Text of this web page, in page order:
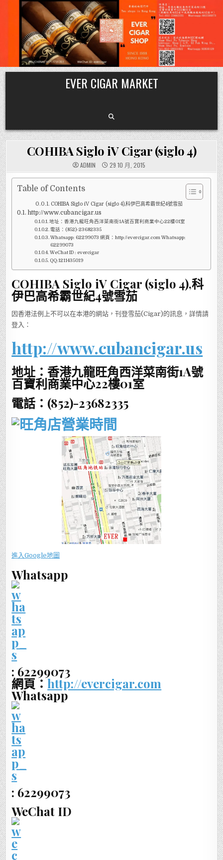
Skip
to
content
EVER CIGAR MARKET
COHIBA Siglo iV Cigar (siglo 4)
ADMIN 29 10 月, 2015
Table of Contents
COHIBA Siglo iV Cigar (siglo 4),科伊巴高希霸世紀4號雪茄
http://www.cubancigar.us
地址：香港九龍旺角西洋菜南街1A號百寶利商業中心22樓01室
電話：(852)-23682335
Whatsapp: 62299073 網頁：http://evercigar.com Whatsapp:
62299073
WeChat ID : evercigar
QQ:1211435019
COHIBA Siglo iV Cigar (siglo 4),科
伊巴高希霸世紀4號雪茄
因香港法例上不可以在本港的網站，刊登雪茄(Cigar)的訊息，詳情請
登入：
http://www.cubancigar.us
地址：香港九龍旺角西洋菜南街1A號
百寶利商業中心22樓01室
電話：(852)-23682335
進入Google地圖
Whatsapp
: 62299073
網頁：http://evercigar.com
Whatsapp
: 62299073
WeChat ID